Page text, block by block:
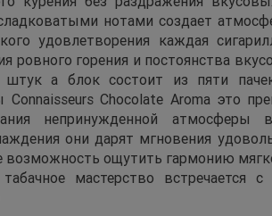
нотами создает
удовлетворения каждая
ровного горения и постоянства
а блок состоит из пяти
Connaisseurs Chocolate Aroma это
непринужденной
они дарят мгновения
возможность ощутить гармонию
мастерство